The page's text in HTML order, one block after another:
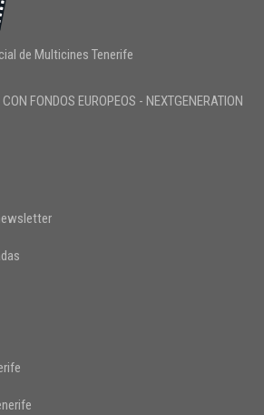
de Multicines Tenerife
FONDOS EUROPEOS - NEXTGENERATION